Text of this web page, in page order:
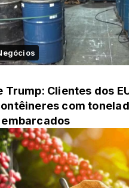
Trump: Clientes dos
com